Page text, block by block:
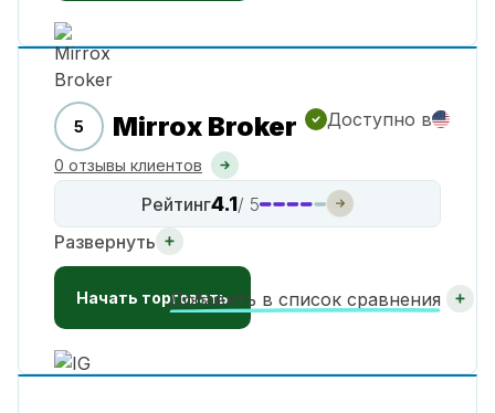
Доступно в
5 Mirrox Broker
0 отзывы клиентов
Рейтинг4.1/ 5
Развернуть
Начать торговатьДобавить в список сравнения